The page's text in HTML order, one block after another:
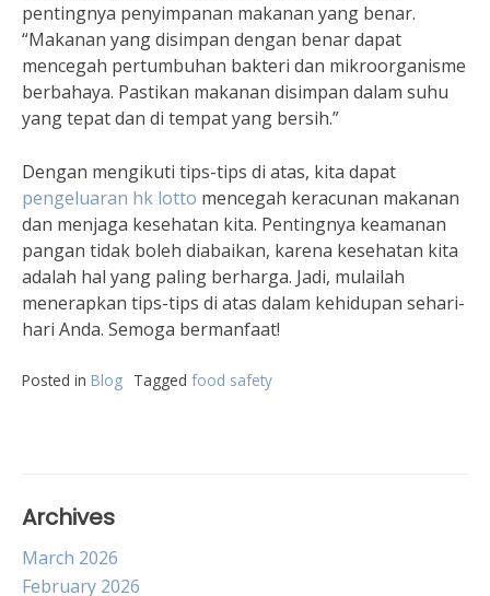
pentingnya penyimpanan makanan yang benar.
“Makanan yang disimpan dengan benar dapat
mencegah pertumbuhan bakteri dan mikroorganisme
berbahaya. Pastikan makanan disimpan dalam suhu
yang tepat dan di tempat yang bersih.”
Dengan mengikuti tips-tips di atas, kita dapat
pengeluaran hk lotto mencegah keracunan makanan
dan menjaga kesehatan kita. Pentingnya keamanan
pangan tidak boleh diabaikan, karena kesehatan kita
adalah hal yang paling berharga. Jadi, mulailah
menerapkan tips-tips di atas dalam kehidupan sehari-
hari Anda. Semoga bermanfaat!
Posted in Blog Tagged food safety
Archives
March 2026
February 2026